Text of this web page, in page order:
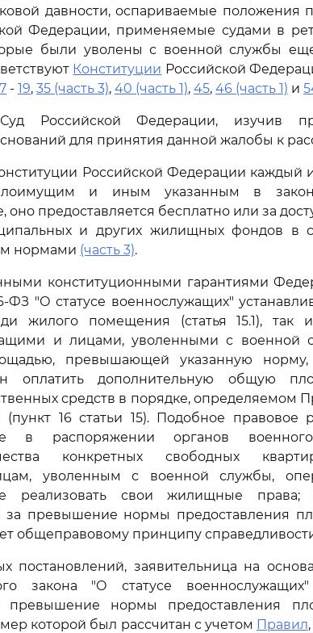
давности, оспариваемые положения
Федерации, применяемые судами в
были уволены с военной службы
Конституции Российской
- 19, 35 (часть 3), 40 (часть 1), 45, 46 (часть 1) и
Российской Федерации, изучив
для принятия данной жалобы к
Российской Федерации каждый
и иным указанным в
предоставляется бесплатно или за
и других жилищных фондов в
нормами (часть 3).
конституционными гарантиями
ФЗ "О статусе военнослужащих"
жилого помещения (статья 15.1), так
и лицами, уволенными с военной
превышающей указанную
оплатить дополнительную общую
средств в порядке, определяемом
16 статьи 15). Подобное правовое
в распоряжении органов
конкретных свободных
уволенным с военной службы,
реализовать свои жилищные
за превышение нормы предоставления
общеправовому принципу
постановлений, заявительница на
закона "О статусе
превышение нормы предоставления
которой был рассчитан с учетом Правил